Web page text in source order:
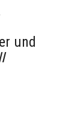
und